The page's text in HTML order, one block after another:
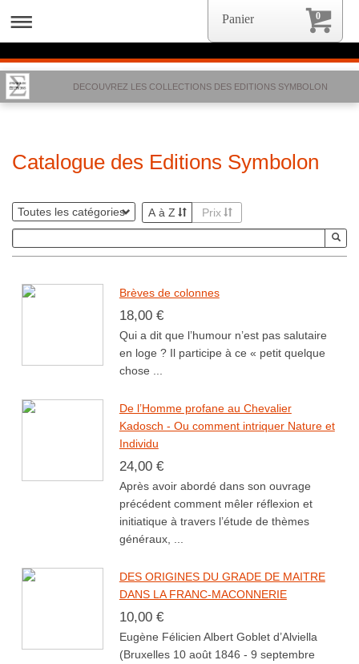
DECOUVREZ LES COLLECTIONS DES EDITIONS SYMBOLON
Catalogue des Editions Symbolon
A à Z Prix
Brèves de colonnes
18,00 €
Qui a dit que l’humour n’est pas salutaire
en loge ? Il participe à ce « petit quelque
chose ...
De l’Homme profane au Chevalier
Kadosch - Ou comment intriquer Nature et
Individu
24,00 €
Après avoir abordé dans son ouvrage
précédent comment mêler réflexion et
initiatique à travers l’étude de thèmes
généraux, ...
DES ORIGINES DU GRADE DE MAITRE
DANS LA FRANC-MACONNERIE
10,00 €
Eugène Félicien Albert Goblet d’Alviella
(Bruxelles 10 août 1846 - 9 septembre
0
Panier